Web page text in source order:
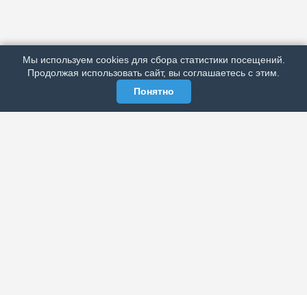
РЕКЛАМА У НАС
МЫ В СОЦСЕТЯХ
Мы используем cookies для сбора статистики посещений.
Продолжая использовать сайт, вы соглашаетесь с этим.
Понятно